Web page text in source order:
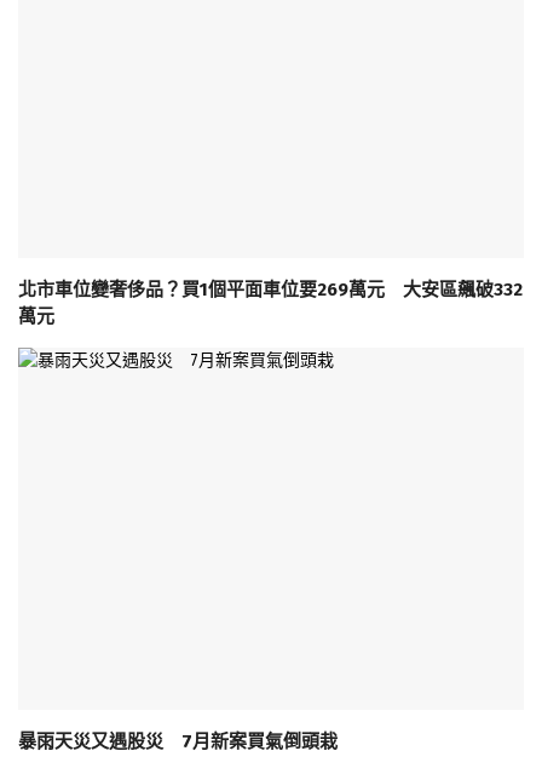
北市車位變奢侈品？買1個平面車位要269萬元 大安區飆破332
萬元
暴雨天災又遇股災 7月新案買氣倒頭栽